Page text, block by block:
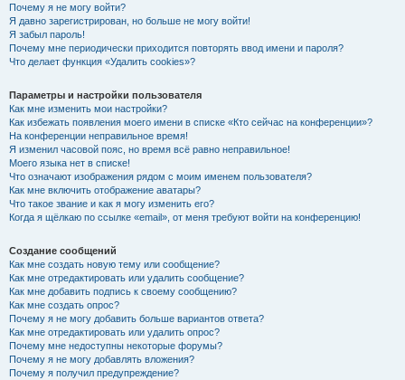
Почему я не могу войти?
Я давно зарегистрирован, но больше не могу войти!
Я забыл пароль!
Почему мне периодически приходится повторять ввод имени и пароля?
Что делает функция «Удалить cookies»?
Параметры и настройки пользователя
Как мне изменить мои настройки?
Как избежать появления моего имени в списке «Кто сейчас на конференции»?
На конференции неправильное время!
Я изменил часовой пояс, но время всё равно неправильное!
Моего языка нет в списке!
Что означают изображения рядом с моим именем пользователя?
Как мне включить отображение аватары?
Что такое звание и как я могу изменить его?
Когда я щёлкаю по ссылке «email», от меня требуют войти на конференцию!
Создание сообщений
Как мне создать новую тему или сообщение?
Как мне отредактировать или удалить сообщение?
Как мне добавить подпись к своему сообщению?
Как мне создать опрос?
Почему я не могу добавить больше вариантов ответа?
Как мне отредактировать или удалить опрос?
Почему мне недоступны некоторые форумы?
Почему я не могу добавлять вложения?
Почему я получил предупреждение?